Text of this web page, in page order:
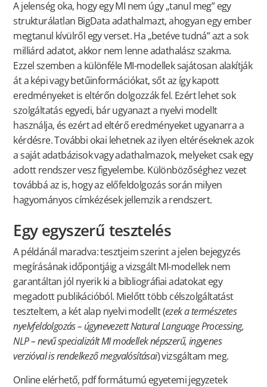
A jelenség oka, hogy egy MI nem úgy „tanul meg” egy
strukturálatlan BigData adathalmazt, ahogyan egy ember
megtanul kívülről egy verset. Ha „betéve tudná” azt a sok
milliárd adatot, akkor nem lenne adathalász szakma.
Ezzel szemben a különféle MI-modellek sajátosan alakítják
át a képi vagy betűinformációkat, sőt az így kapott
eredményeket is eltérőn dolgozzák fel. Ezért lehet sok
szolgáltatás egyedi, bár ugyanazt a nyelvi modellt
használja, és ezért ad eltérő eredményeket ugyanarra a
kérdésre. További okai lehetnek az ilyen eltéréseknek azok
a saját adatbázisok vagy adathalmazok, melyeket csak egy
adott rendszer vesz figyelembe. Különbözőséghez vezet
továbbá az is, hogy az előfeldolgozás során milyen
hagyományos címkézések jellemzik a rendszert.
Egy egyszerű tesztelés
A példánál maradva: tesztjeim szerint a jelen bejegyzés
megírásának időpontjáig a vizsgált MI-modellek nem
garantáltan jól nyerik ki a bibliográfiai adatokat egy
megadott publikációból. Mielőtt több célszolgáltatást
teszteltem, a két alap nyelvi modellt (ezek a természetes
nyelvfeldolgozás – úgynevezett Natural Language Processing,
NLP – nevű specializált MI modellek népszerű, ingyenes
verzióval is rendelkező megvalósításai) vizsgáltam meg.
Online elérhető, pdf formátumú egyetemi jegyzetek